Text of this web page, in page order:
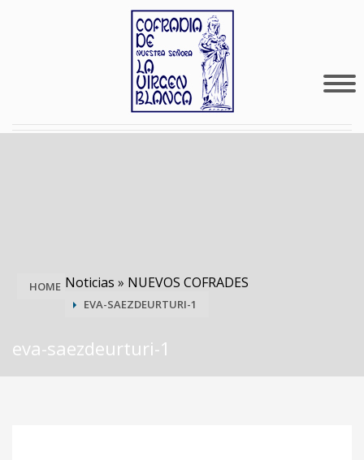
HOME Noticias » NUEVOS COFRADES
EVA-SAEZDEURTURI-1
eva-saezdeurturi-1